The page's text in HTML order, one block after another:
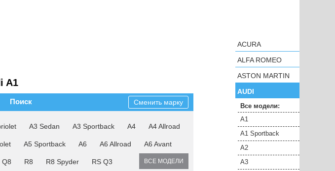
A1
Поиск Сменить марку
A3 Sedan A3 Sportback A4 A4 Allroad
A5 Sportback A6 A6 Allroad A6 Avant
Q8 R8 R8 Spyder RS Q3 ВСЕ МОДЕЛИ
ACURA
ALFA ROMEO
ASTON MARTIN
AUDI
Все модели:
A1
A1 Sportback
A2
A3